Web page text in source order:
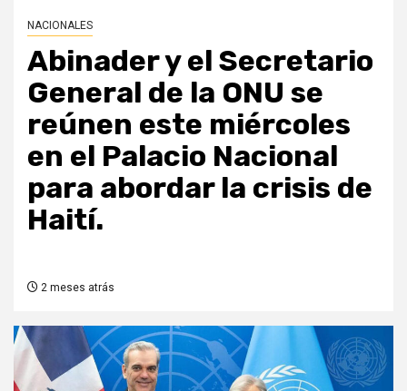
NACIONALES
Abinader y el Secretario
General de la ONU se
reúnen este miércoles
en el Palacio Nacional
para abordar la crisis de
Haití.
2 meses atrás